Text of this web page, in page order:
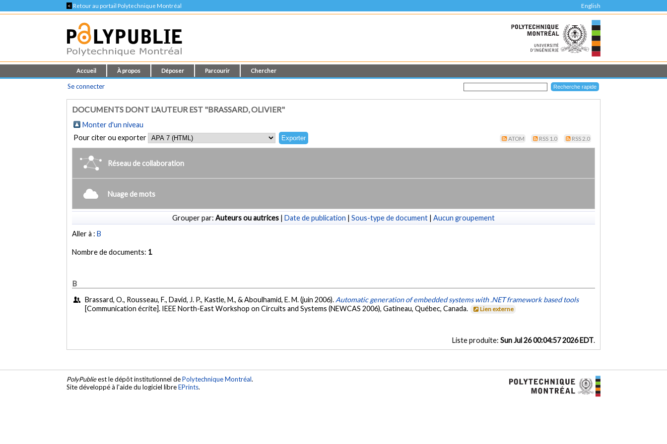
< Retour au portail Polytechnique Montréal English
Accueil À propos Déposer Parcourir Chercher
Se connecter
DOCUMENTS DONT L'AUTEUR EST "BRASSARD, OLIVIER"
Monter d'un niveau
Pour citer ou exporter
ATOM RSS 1.0 RSS 2.0
Réseau de collaboration
Nuage de mots
Grouper par: Auteurs ou autrices | Date de publication | Sous-type de document | Aucun groupement
Aller à :B
Nombre de documents: 1
B
Brassard, O., Rousseau, F., David, J. P., Kastle, M., & Aboulhamid, E. M. (juin 2006). Automatic generation of embedded systems with .NET framework based tools
[Communication écrite]. IEEE North-East Workshop on Circuits and Systems (NEWCAS 2006), Gatineau, Québec, Canada.
Lien externe
Liste produite: Sun Jul 26 00:04:57 2026 EDT.
PolyPublieest le dépôt institutionnel dePolytechnique Montréal.
Site développé à l'aide du logiciel libreEPrints.